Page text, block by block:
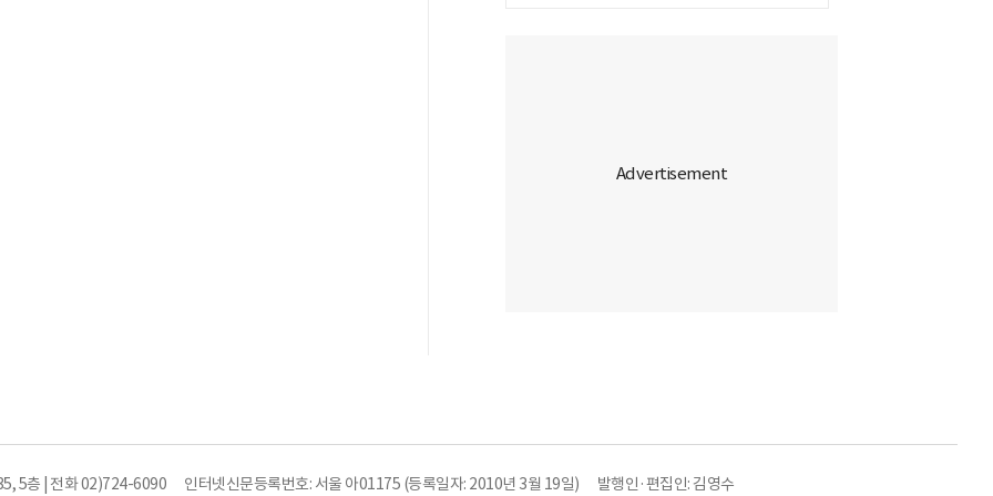
5층 | 전화 02)724-6090 인터넷신문등록번호: 서울 아01175 (등록일자: 2010년 3월 19일) 발행인·편집인: 김영수